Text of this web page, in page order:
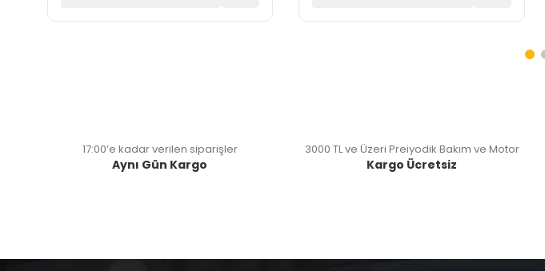
17:00’e kadar verilen siparişler
Aynı Gün Kargo
3000 TL ve Üzeri Preiyodik Bakım ve Motor
Kargo Ücretsiz